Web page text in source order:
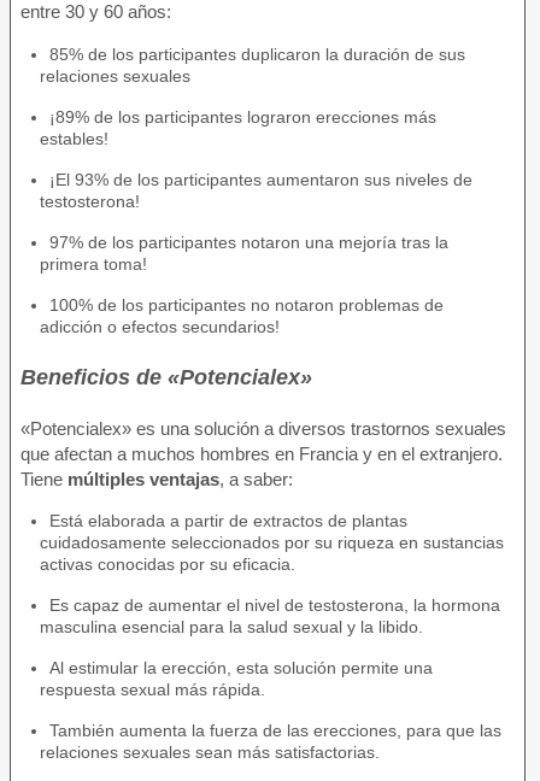
entre 30 y 60 años:
85% de los participantes duplicaron la duración de sus
relaciones sexuales
¡89% de los participantes lograron erecciones más
estables!
¡El 93% de los participantes aumentaron sus niveles de
testosterona!
97% de los participantes notaron una mejoría tras la
primera toma!
100% de los participantes no notaron problemas de
adicción o efectos secundarios!
Beneficios de «Potencialex»
«Potencialex» es una solución a diversos trastornos sexuales
que afectan a muchos hombres en Francia y en el extranjero.
Tiene múltiples ventajas, a saber:
Está elaborada a partir de extractos de plantas
cuidadosamente seleccionados por su riqueza en sustancias
activas conocidas por su eficacia.
Es capaz de aumentar el nivel de testosterona, la hormona
masculina esencial para la salud sexual y la libido.
Al estimular la erección, esta solución permite una
respuesta sexual más rápida.
También aumenta la fuerza de las erecciones, para que las
relaciones sexuales sean más satisfactorias.